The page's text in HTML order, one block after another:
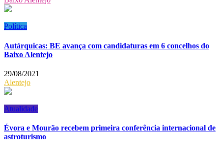
Política
Autárquicas: BE avança com candidaturas em 6 concelhos do
Baixo Alentejo
29/08/2021
Alentejo
Atualidade
Évora e Mourão recebem primeira conferência internacional de
astroturismo